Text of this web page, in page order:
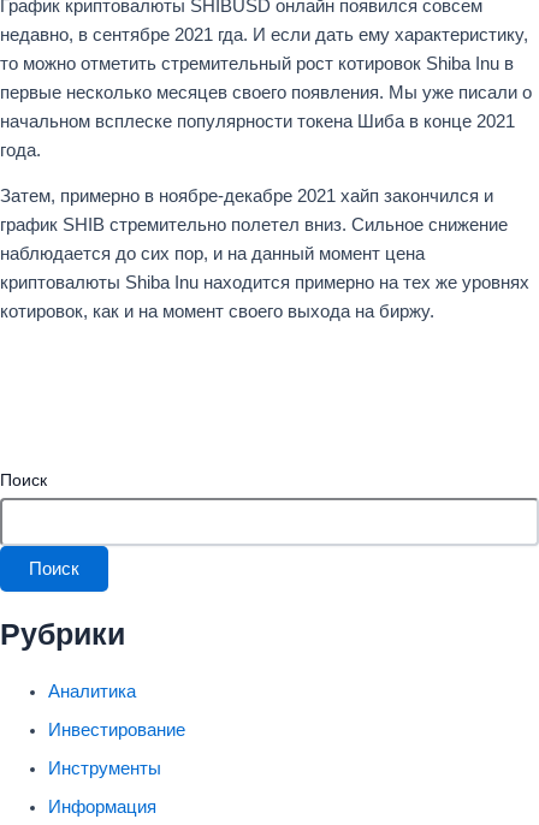
График криптовалюты SHIBUSD онлайн появился совсем
недавно, в сентябре 2021 гда. И если дать ему характеристику,
то можно отметить стремительный рост котировок Shiba Inu в
первые несколько месяцев своего появления. Мы уже писали о
начальном всплеске популярности токена Шиба в конце 2021
года.
Затем, примерно в ноябре-декабре 2021 хайп закончился и
график SHIB стремительно полетел вниз. Сильное снижение
наблюдается до сих пор, и на данный момент цена
криптовалюты Shiba Inu находится примерно на тех же уровнях
котировок, как и на момент своего выхода на биржу.
Поиск
Поиск
Рубрики
Аналитика
Инвестирование
Инструменты
Информация